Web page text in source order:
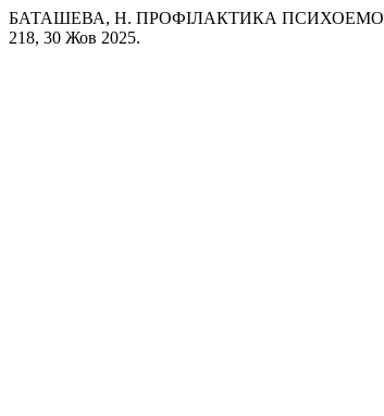
БАТАШЕВА, Н. ПРОФІЛАКТИКА
218, 30 Жов 2025.